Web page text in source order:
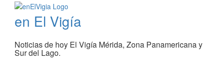
en El Vigía
Noticias de hoy El Vigía Mérida, Zona Panamericana y
Sur del Lago.